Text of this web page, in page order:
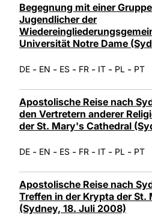
Begegnung mit einer
Jugendlicher der
Universität Notre Dame
DE - EN - ES - FR - IT - PL - PT
Apostolische Reise nach
den Vertretern anderer
der St. Mary's Cathedral
DE - EN - ES - FR - IT - PL - PT
Apostolische Reise nach
Treffen in der Krypta der St.
(Sydney, 18. Juli 2008)